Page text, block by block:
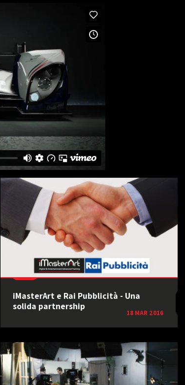
iMasterArt e Rai Pubblicità - Una
solida partnership
18 MAR 2016